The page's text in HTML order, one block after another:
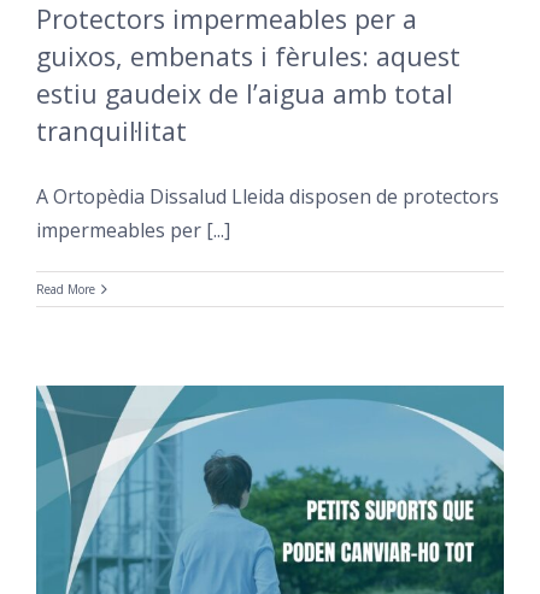
Protectors impermeables per a
guixos, embenats i fèrules: aquest
estiu gaudeix de l’aigua amb total
tranquil·litat
A Ortopèdia Dissalud Lleida disposen de protectors
impermeables per [...]
Read More